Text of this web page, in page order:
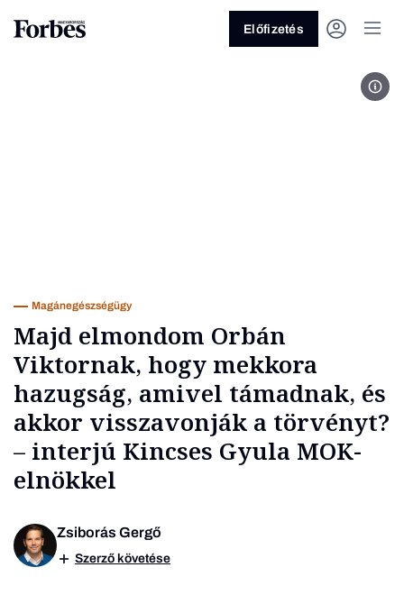
Üzlet
Előfizetés
Magánegészségügy
Majd elmondom Orbán
Viktornak, hogy mekkora
hazugság, amivel támadnak, és
akkor visszavonják a törvényt?
– interjú Kincses Gyula MOK-
elnökkel
Zsiborás Gergő
Szerző követése